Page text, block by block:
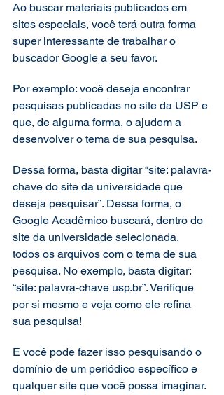
Ao buscar materiais publicados em
sites especiais, você terá outra forma
super interessante de trabalhar o
buscador Google a seu favor.
Por exemplo: você deseja encontrar
pesquisas publicadas no site da USP e
que, de alguma forma, o ajudem a
desenvolver o tema de sua pesquisa.
Dessa forma, basta digitar “site: palavra-
chave do site da universidade que
deseja pesquisar”. Dessa forma, o
Google Acadêmico buscará, dentro do
site da universidade selecionada,
todos os arquivos com o tema de sua
pesquisa. No exemplo, basta digitar:
“site: palavra-chave usp.br”. Verifique
por si mesmo e veja como ele refina
sua pesquisa!
E você pode fazer isso pesquisando o
domínio de um periódico específico e
qualquer site que você possa imaginar.